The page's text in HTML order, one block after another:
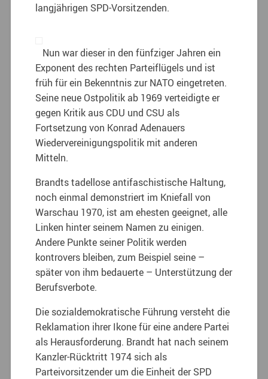
langjährigen SPD-Vorsitzenden.
Nun war dieser in den fünfziger Jahren ein
Exponent des rechten Parteiflügels und ist
früh für ein Bekenntnis zur NATO eingetreten.
Seine neue Ostpolitik ab 1969 verteidigte er
gegen Kritik aus CDU und CSU als
Fortsetzung von Konrad Adenauers
Wiedervereinigungspolitik mit anderen
Mitteln.
Brandts tadellose antifaschistische Haltung,
noch einmal demonstriert im Kniefall von
Warschau 1970, ist am ehesten geeignet, alle
Linken hinter seinem Namen zu einigen.
Andere Punkte seiner Politik werden
kontrovers bleiben, zum Beispiel seine –
später von ihm bedauerte – Unterstützung der
Berufsverbote.
Die sozialdemokratische Führung versteht die
Reklamation ihrer Ikone für eine andere Partei
als Herausforderung. Brandt hat nach seinem
Kanzler-Rücktritt 1974 sich als
Parteivorsitzender um die Einheit der SPD